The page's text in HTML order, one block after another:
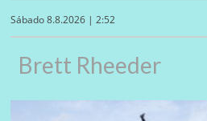
Sábado 8.8.2026 | 2:52
Brett Rheeder